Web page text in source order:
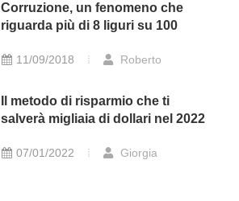
Corruzione, un fenomeno che
riguarda più di 8 liguri su 100
11/09/2018 Roberto
Il metodo di risparmio che ti
salverà migliaia di dollari nel 2022
07/01/2022 Giorgia